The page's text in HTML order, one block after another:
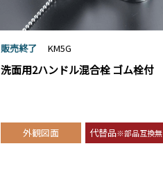
販売終了 KM5G
洗面用2ハンドル混合栓 ゴム栓付
外観図面 代替品※部品互換無